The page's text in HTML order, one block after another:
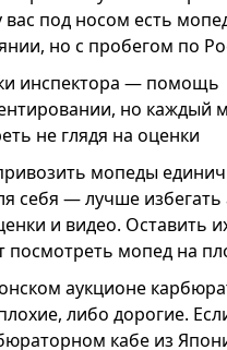
вас под носом есть
но с пробегом по
инспектора — помощь
но каждый
не глядя на оценки
мопеды
себя — лучше избегать
и видео. Оставить
посмотреть мопед на
аукционе
либо дорогие.
кабе из